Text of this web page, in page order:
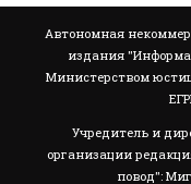
Автономная
издания
Министерством
Учредитель и
организации
повод":